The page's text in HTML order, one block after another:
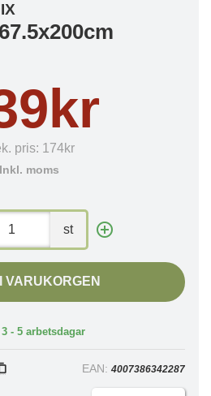
pris: 174kr
Inkl. moms
st
VARUKORGEN
- 5 arbetsdagar
EAN: 4007386342287